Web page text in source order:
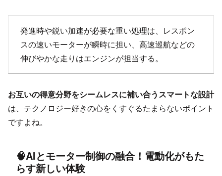
発進時や鋭い加速が必要な重い処理は、レスポン
スの速いモーターが瞬時に担い、高速巡航などの
伸びやかな走りはエンジンが担当する。
お互いの得意分野をシームレスに補い合うスマートな設計
は、テクノロジー好きの心をくすぐるたまらないポイント
ですよね。
🧠AIとモーター制御の融合！電動化がもた
らす新しい体験